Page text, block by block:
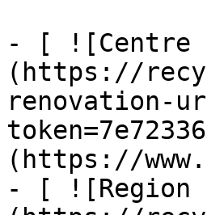
- [ ![Centre
(https://
renovation-
(https://
- [ ![Region